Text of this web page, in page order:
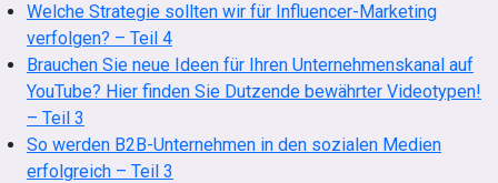
Welche Strategie sollten wir für Influencer-Marketing
verfolgen? – Teil 4
Brauchen Sie neue Ideen für Ihren Unternehmenskanal auf
YouTube? Hier finden Sie Dutzende bewährter Videotypen!
– Teil 3
So werden B2B-Unternehmen in den sozialen Medien
erfolgreich – Teil 3